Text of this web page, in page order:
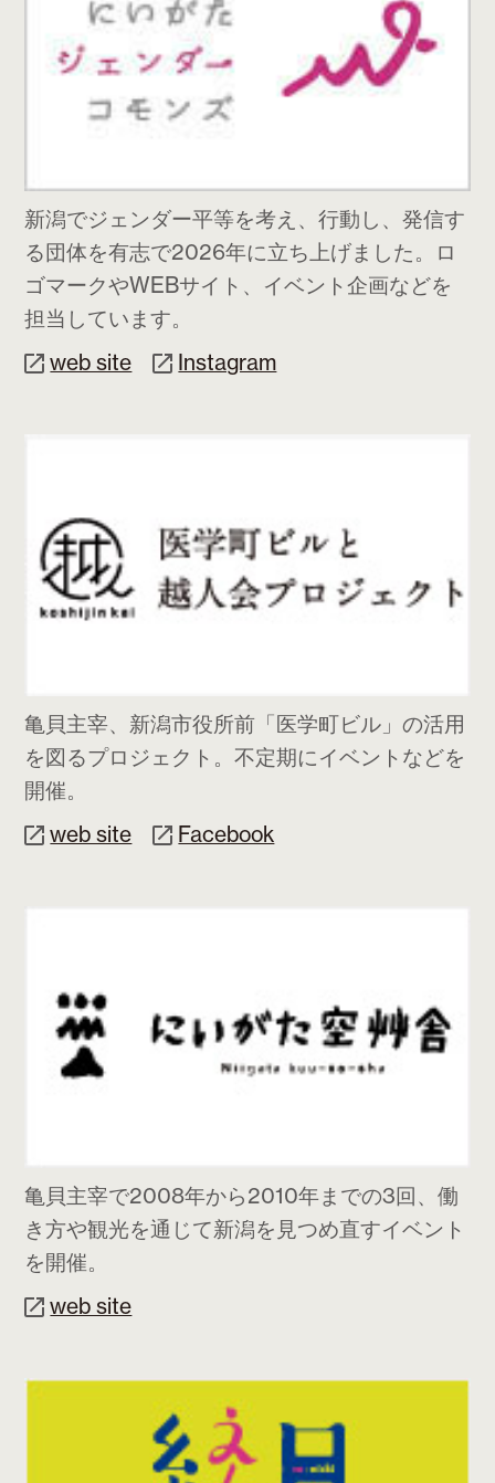
新潟でジェンダー平等を考え、行動し、発信す
る団体を有志で2026年に立ち上げました。ロ
ゴマークやWEBサイト、イベント企画などを
担当しています。
web site
Instagram
亀貝主宰、新潟市役所前「医学町ビル」の活用
を図るプロジェクト。不定期にイベントなどを
開催。
web site
Facebook
亀貝主宰で2008年から2010年までの3回、働
き方や観光を通じて新潟を見つめ直すイベント
を開催。
web site